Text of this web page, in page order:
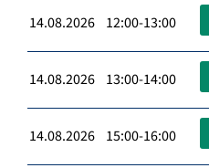
14.08.2026 12:00-13:00
14.08.2026 13:00-14:00
14.08.2026 15:00-16:00